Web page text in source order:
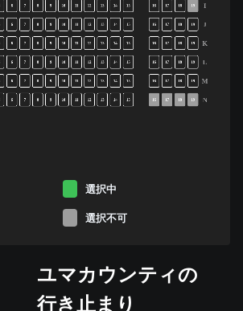
I
J
K
L
M
N
6 7 9 10 11 12 13 14 15 16 17 18
6 7 8 9 10 11 12 13 14 15 16 17 18 19
6 7 8 9 10 11 12 13 14 15 16 17 18 19
6 7 8 9 10 11 12 13 14 15 16 17 18 19
6 7 8 9 10 11 12 13 14 15 16 17 18 19
6 7 8 9 10 12 13 14 15 16 17 18 19
選択中
選択不可
ユマカウンティの
行き止まり